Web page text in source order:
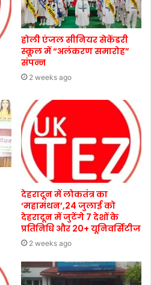
होली एंजल सीनियर सेकेंडरी
स्कूल में “अलंकरण समारोह”
संपन्न
2 weeks ago
देहरादून में लोकतंत्र का
‘महामंथन’,24 जुलाई को
देहरादून में जुटेंगे 7 देशों के
प्रतिनिधि और 20+ यूनिवर्सिटीज
2 weeks ago